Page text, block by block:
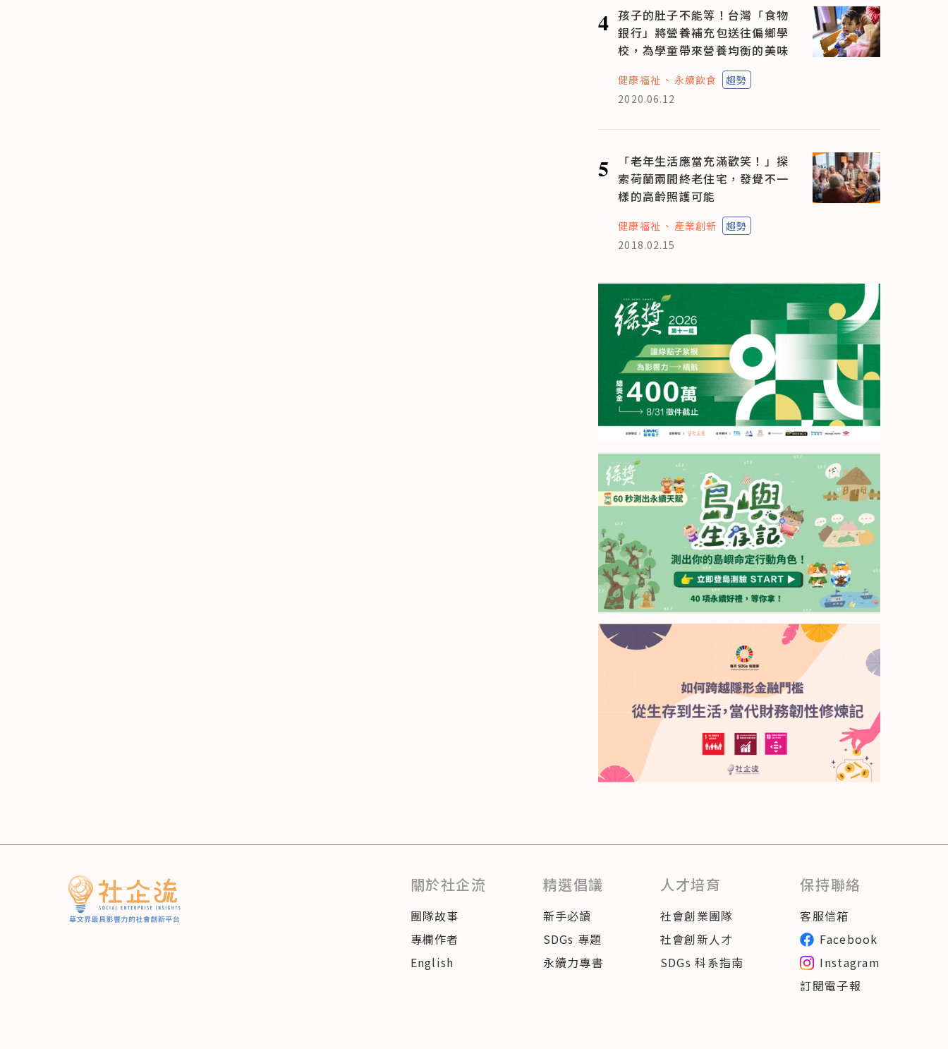
4 孩子的肚子不能等！台灣「食物
銀行」將營養補充包送往偏鄉學
校，為學童帶來營養均衡的美味
健康福祉 永續飲食
趨勢
2020.06.12
5
「老年生活應當充滿歡笑！」探
索荷蘭兩間終老住宅，發覺不一
樣的高齡照護可能
健康福祉 產業創新
趨勢
2018.02.15
關於社企流
團隊故事
專欄作者
English
精選倡議
新手必讀
SDGs 專題
永續力專書
人才培育
社會創業團隊
社會創新人才
SDGs 科系指南
保持聯絡
客服信箱
Facebook
Instagram
訂閱電子報